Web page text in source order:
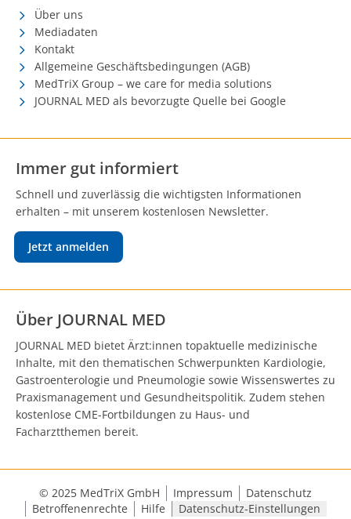
Über uns
Mediadaten
Kontakt
Allgemeine Geschäftsbedingungen (AGB)
MedTriX Group – we care for media solutions
JOURNAL MED als bevorzugte Quelle bei Google
Immer gut informiert
Schnell und zuverlässig die wichtigsten Informationen
erhalten – mit unserem kostenlosen Newsletter.
Jetzt anmelden
Über JOURNAL MED
JOURNAL MED bietet Ärzt:innen topaktuelle medizinische
Inhalte, mit den thematischen Schwerpunkten Kardiologie,
Gastroenterologie und Pneumologie sowie Wissenswertes zu
Praxismanagement und Gesundheitspolitik. Zudem stehen
kostenlose CME-Fortbildungen zu Haus- und
Facharztthemen bereit.
© 2025 MedTriX GmbH Impressum
Datenschutz
Betroffenenrechte
Hilfe Datenschutz-Einstellungen